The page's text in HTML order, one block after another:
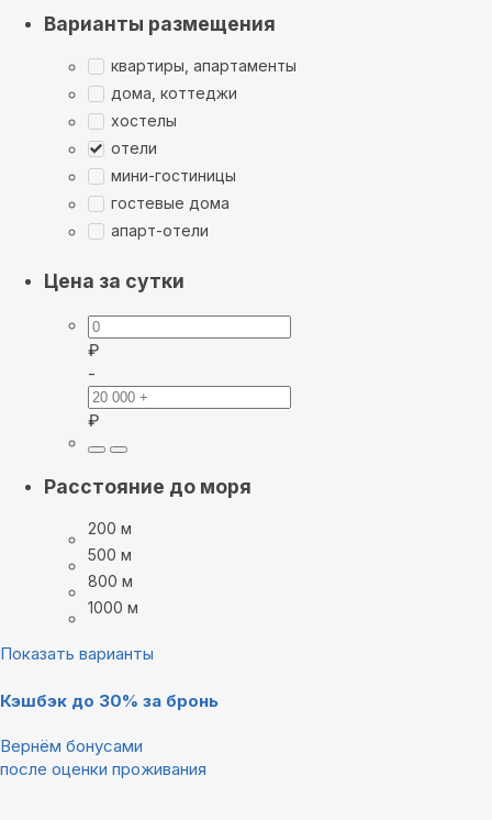
Варианты размещения
квартиры, апартаменты
дома, коттеджи
хостелы
отели
мини-гостиницы
гостевые дома
апарт-отели
Цена за сутки
₽
-
₽
Расстояние до моря
200 м
500 м
800 м
1000 м
Показать варианты
Кэшбэк до 30% за бронь
Вернём бонусами
после оценки проживания